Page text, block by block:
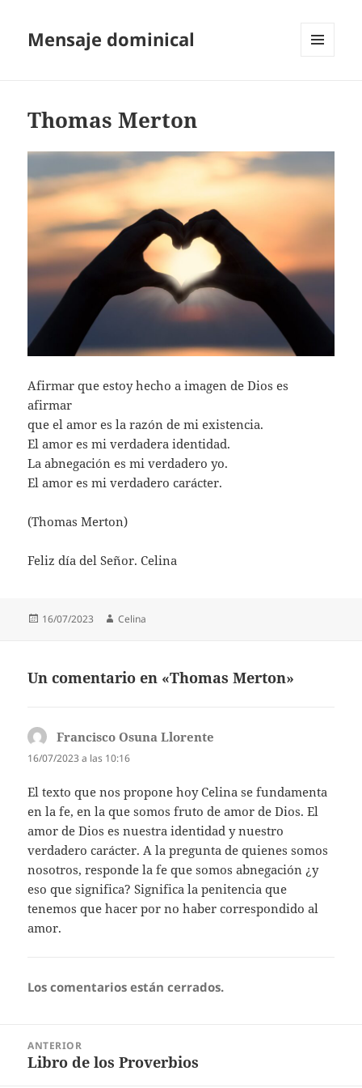
Mensaje dominical
Thomas Merton
Afirmar que estoy hecho a imagen de Dios es
afirmar
que el amor es la razón de mi existencia.
El amor es mi verdadera identidad.
La abnegación es mi verdadero yo.
El amor es mi verdadero carácter.
(Thomas Merton)
Feliz día del Señor. Celina
Publicado
16/07/2023 Autor
Celina
Un comentario en «Thomas Merton»
Francisco Osuna Llorente
16/07/2023 a las 10:16
El texto que nos propone hoy Celina se fundamenta
en la fe, en la que somos fruto de amor de Dios. El
amor de Dios es nuestra identidad y nuestro
verdadero carácter. A la pregunta de quienes somos
nosotros, responde la fe que somos abnegación ¿y
eso que significa? Significa la penitencia que
tenemos que hacer por no haber correspondido al
amor.
Los comentarios están cerrados.
entradas
ANTERIOR
Entrada
Libro de los Proverbios